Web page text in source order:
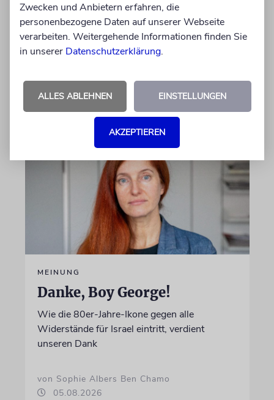
PROGRAMM
Tipps und Termine
Termine und Tipps für den Zeitraum vom 6.
05.08.2026
MEINUNG
Danke, Boy George!
Wie die 80er-Jahre-Ikone gegen alle
Widerstände für Israel eintritt, verdient
unseren Dank
von Sophie Albers Ben Chamo
05.08.2026
Zwecken und Anbietern erfahren, die
personenbezogene Daten auf unserer Webseite
verarbeiten. Weitergehende Informationen finden Sie
in unserer Datenschutzerklärung.
ALLES ABLEHNEN EINSTELLUNGEN
AKZEPTIEREN